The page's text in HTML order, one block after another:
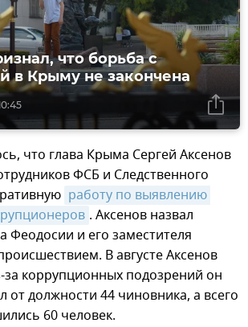
что борьба с
в Крыму не закончена
что глава Крыма Сергей Аксенов
ФСБ и Следственного
работу по выявлению
. Аксенов назвал
Феодосии и его заместителя
В августе Аксенов
коррупционных подозрений он
от должности 44 чиновника, а всего
60 человек.